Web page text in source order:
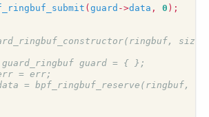
( guard ->data , 0 );